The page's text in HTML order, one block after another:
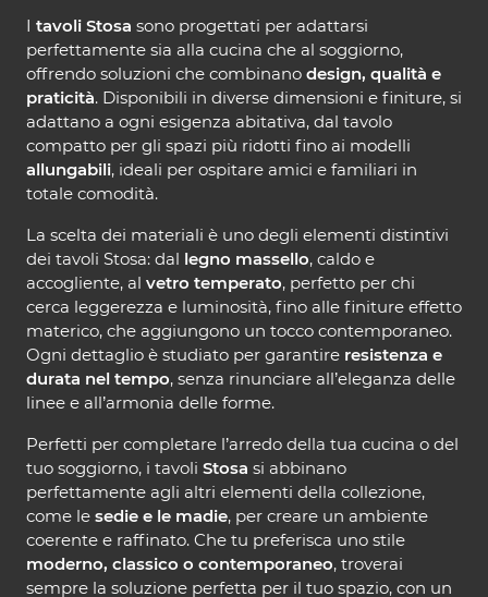
I tavoli Stosa sono progettati per adattarsi
perfettamente sia alla cucina che al soggiorno,
offrendo soluzioni che combinano design, qualità e
praticità. Disponibili in diverse dimensioni e finiture, si
adattano a ogni esigenza abitativa, dal tavolo
compatto per gli spazi più ridotti fino ai modelli
allungabili, ideali per ospitare amici e familiari in
totale comodità.
La scelta dei materiali è uno degli elementi distintivi
dei tavoli Stosa: dal legno massello, caldo e
accogliente, al vetro temperato, perfetto per chi
cerca leggerezza e luminosità, fino alle finiture effetto
materico, che aggiungono un tocco contemporaneo.
Ogni dettaglio è studiato per garantire resistenza e
durata nel tempo, senza rinunciare all’eleganza delle
linee e all’armonia delle forme.
Perfetti per completare l’arredo della tua cucina o del
tuo soggiorno, i tavoli Stosa si abbinano
perfettamente agli altri elementi della collezione,
come le sedie e le madie, per creare un ambiente
coerente e raffinato. Che tu preferisca uno stile
moderno, classico o contemporaneo, troverai
sempre la soluzione perfetta per il tuo spazio, con un